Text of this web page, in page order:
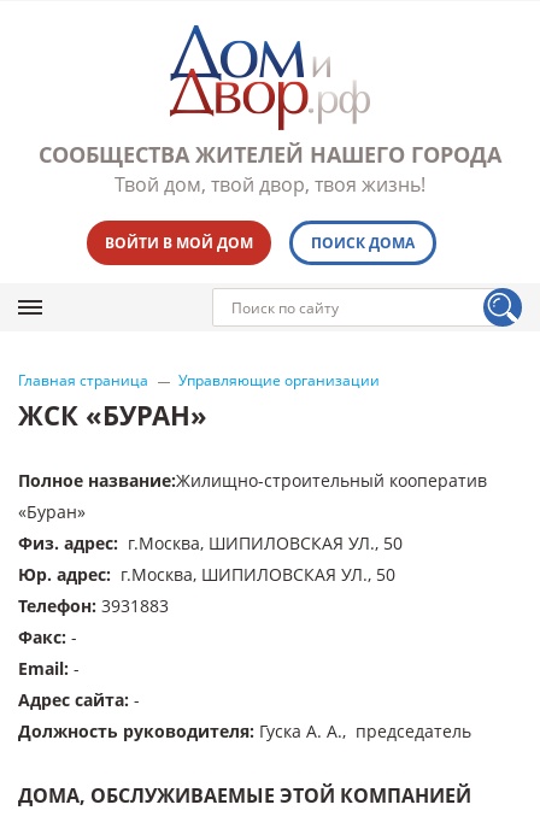
СООБЩЕСТВА ЖИТЕЛЕЙ НАШЕГО ГОРОДА
Твой дом, твой двор, твоя жизнь!
ВОЙТИ В МОЙ ДОМ ПОИСК ДОМА
Главная страница Управляющие организации
ЖСК «БУРАН»
Полное название:Жилищно-строительный кооператив
«Буран»
Физ. адрес: г.Москва, ШИПИЛОВСКАЯ УЛ., 50
Юр. адрес: г.Москва, ШИПИЛОВСКАЯ УЛ., 50
Телефон: 3931883
Факс: -
Email: -
Адрес сайта: -
Должность руководителя: Гуска А. А., председатель
ДОМА, ОБСЛУЖИВАЕМЫЕ ЭТОЙ КОМПАНИЕЙ